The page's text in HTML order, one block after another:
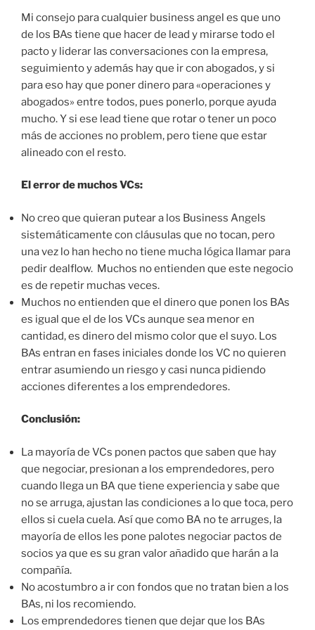
Mi consejo para cualquier business angel es que uno
de los BAs tiene que hacer de lead y mirarse todo el
pacto y liderar las conversaciones con la empresa,
seguimiento y además hay que ir con abogados, y si
para eso hay que poner dinero para «operaciones y
abogados» entre todos, pues ponerlo, porque ayuda
mucho. Y si ese lead tiene que rotar o tener un poco
más de acciones no problem, pero tiene que estar
alineado con el resto.
El error de muchos VCs:
No creo que quieran putear a los Business Angels
sistemáticamente con cláusulas que no tocan, pero
una vez lo han hecho no tiene mucha lógica llamar para
pedir dealflow. Muchos no entienden que este negocio
es de repetir muchas veces.
Muchos no entienden que el dinero que ponen los BAs
es igual que el de los VCs aunque sea menor en
cantidad, es dinero del mismo color que el suyo. Los
BAs entran en fases iniciales donde los VC no quieren
entrar asumiendo un riesgo y casi nunca pidiendo
acciones diferentes a los emprendedores.
Conclusión:
La mayoría de VCs ponen pactos que saben que hay
que negociar, presionan a los emprendedores, pero
cuando llega un BA que tiene experiencia y sabe que
no se arruga, ajustan las condiciones a lo que toca, pero
ellos si cuela cuela. Así que como BA no te arruges, la
mayoría de ellos les pone palotes negociar pactos de
socios ya que es su gran valor añadido que harán a la
compañía.
No acostumbro a ir con fondos que no tratan bien a los
BAs, ni los recomiendo.
Los emprendedores tienen que dejar que los BAs